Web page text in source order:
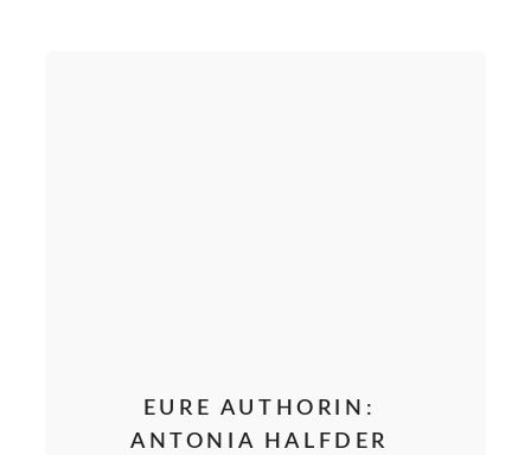
EURE AUTHORIN:
ANTONIA HALFDER